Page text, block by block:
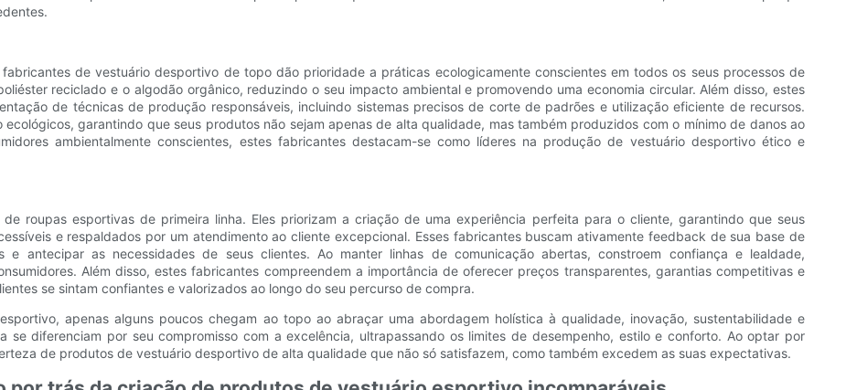
de vestuário desportivo de topo dão prioridade a práticas ecologicamente conscientes em todos os seus processos de
reciclado e o algodão orgânico, reduzindo o seu impacto ambiental e promovendo uma economia circular. Além disso, estes
de técnicas de produção responsáveis, incluindo sistemas precisos de corte de padrões e utilização eficiente de recursos.
garantindo que seus produtos não sejam apenas de alta qualidade, mas também produzidos com o mínimo de danos ao
ambientalmente conscientes, estes fabricantes destacam-se como líderes na produção de vestuário desportivo ético e
roupas esportivas de primeira linha. Eles priorizam a criação de uma experiência perfeita para o cliente, garantindo que seus
e respaldados por um atendimento ao cliente excepcional. Esses fabricantes buscam ativamente feedback de sua base de
e antecipar as necessidades de seus clientes. Ao manter linhas de comunicação abertas, constroem confiança e lealdade,
Além disso, estes fabricantes compreendem a importância de oferecer preços transparentes, garantias competitivas e
se sintam confiantes e valorizados ao longo do seu percurso de compra.
apenas alguns poucos chegam ao topo ao abraçar uma abordagem holística à qualidade, inovação, sustentabilidade e
se diferenciam por seu compromisso com a excelência, ultrapassando os limites de desempenho, estilo e conforto. Ao optar por
de produtos de vestuário desportivo de alta qualidade que não só satisfazem, como também excedem as suas expectativas.